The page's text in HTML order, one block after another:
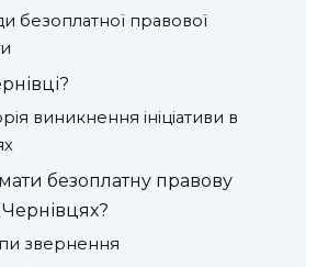
безоплатної правової
виникнення ініціативи в
безоплатну правову
звернення